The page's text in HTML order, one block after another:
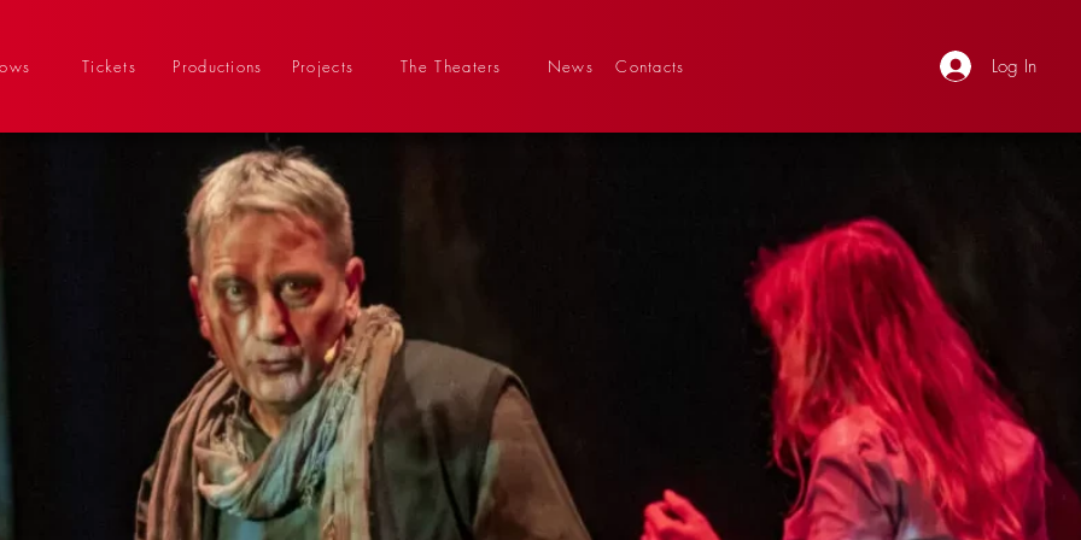
Log In
Tickets Productions Projects The Theaters News Contacts